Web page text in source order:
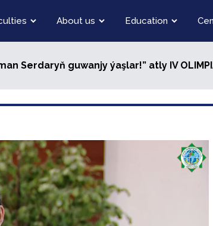
About us Education
Serdaryň guwanjy ýaşlar!” atly IV